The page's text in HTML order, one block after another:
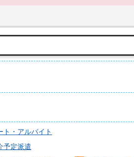
ト・アルバイト
予定派遣